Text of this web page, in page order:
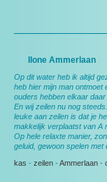
Ilone Ammerlaan
Op dit water heb ik altijd
heb hier mijn man ontmoet
ouders hebben elkaar daar
En wij zeilen nu nog
leuke aan zeilen is dat je
makkelijk verplaatst van A
Op hele relaxte manier,
geluid, gewoon spelen met
kas - zeilen - Ammerlaan -